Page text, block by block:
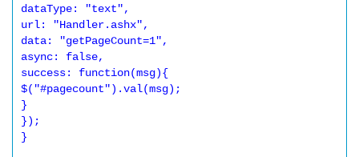
dataType: "text",
url: "Handler.ashx",
data: "getPageCount=1",
async: false,
success: function(msg){
$("#pagecount").val(msg);
}
});
}